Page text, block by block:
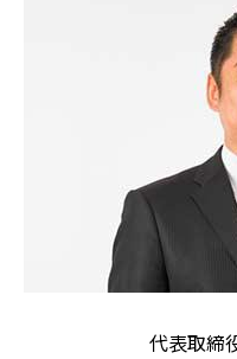
代表取締